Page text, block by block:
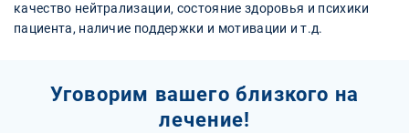
качество нейтрализации, состояние здоровья и психики
пациента, наличие поддержки и мотивации и т.д.
Уговорим вашего близкого на
лечение!